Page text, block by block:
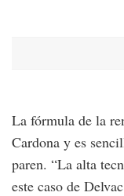
La fórmula de la
Cardona y es
paren. “La alta
este caso de